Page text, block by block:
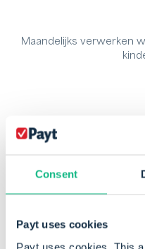
Consent
Payt uses cookies
Payt uses cookies. This
Maandelijks verwerken